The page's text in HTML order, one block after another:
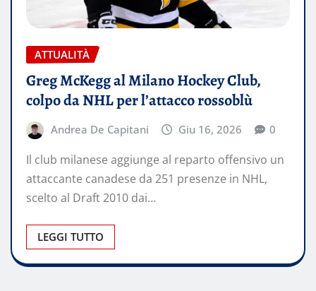
ATTUALITÀ
Greg McKegg al Milano Hockey Club,
colpo da NHL per l’attacco rossoblù
Andrea De Capitani Giu 16, 2026 0
Il club milanese aggiunge al reparto offensivo un
attaccante canadese da 251 presenze in NHL,
scelto al Draft 2010 dai…
LEGGI TUTTO